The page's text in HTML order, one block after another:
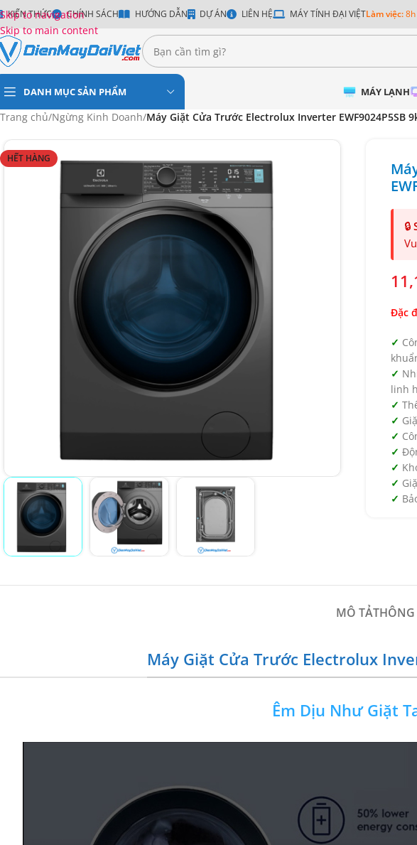
Skip to navigation
Skip to main content
KIẾN THỨC CHÍNH SÁCH HƯỚNG DẪN DỰ ÁN LIÊN HỆ MÁY TÍNH ĐẠI VIỆTLàm việc:8h
DANH MỤC SẢN PHẨM MÁY LẠNH
Trang chủ/Ngừng Kinh Doanh/Máy Giặt Cửa Trước Electrolux Inverter EWF9024P5SB
HẾT HÀNG
🔒
Đặc
linh
MÔ TẢ
Máy Giặt Cửa Trước Electrolux
Êm Dịu Như Giặt